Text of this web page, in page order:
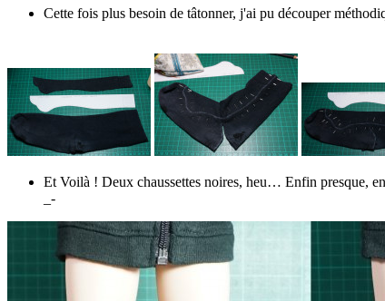
Cette fois plus besoin de tâtonner, j'ai pu découper
Et Voilà ! Deux chaussettes noires, heu… Enfin presque,
_-